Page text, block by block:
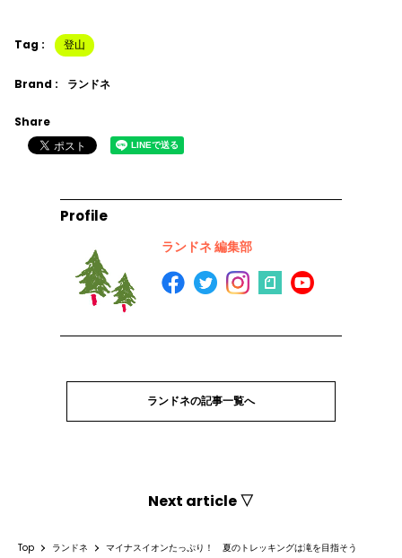
Tag : 登山
Brand : ランドネ
Share
Profile
ランドネ 編集部
ランドネの記事一覧へ
Next article ▽
Top ランドネ マイナスイオンたっぷり！ 夏のトレッキングは滝を目指そう